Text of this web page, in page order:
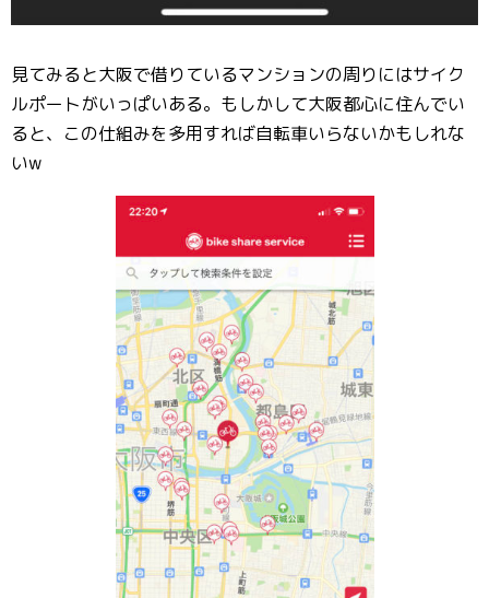
見てみると大阪で借りているマンションの周りにはサイク
ルポートがいっぱいある。もしかして大阪都心に住んでい
ると、この仕組みを多用すれば自転車いらないかもしれな
いw